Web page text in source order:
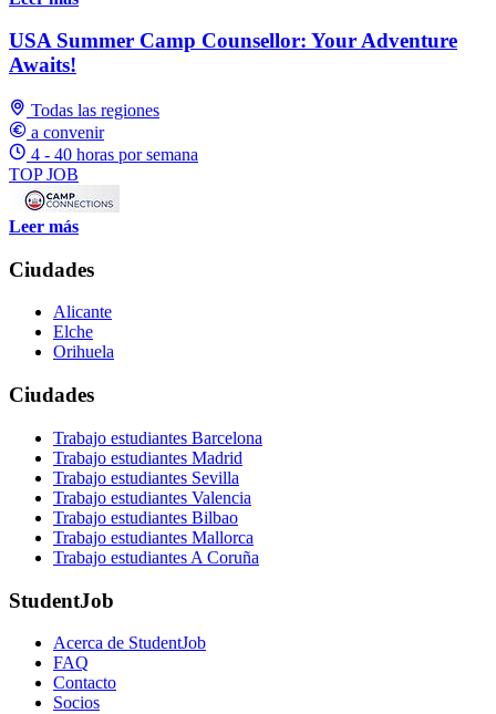
USA Summer Camp Counsellor: Your Adventure
Awaits!
Todas las regiones
a convenir
4 - 40 horas por semana
TOP JOB
Leer más
Ciudades
Alicante
Elche
Orihuela
Ciudades
Trabajo estudiantes Barcelona
Trabajo estudiantes Madrid
Trabajo estudiantes Sevilla
Trabajo estudiantes Valencia
Trabajo estudiantes Bilbao
Trabajo estudiantes Mallorca
Trabajo estudiantes A Coruña
StudentJob
Acerca de StudentJob
FAQ
Contacto
Socios